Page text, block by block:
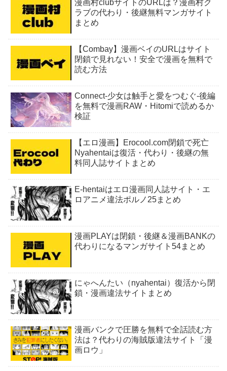
漫画村clubサイトのURLは？漫画村ク
ラブの代わり・後継無料マンガサイト
まとめ
【Combay】漫画ベイのURLはサイト
閉鎖で見れない！安全で漫画を無料で
読む方法
Connect-少女は触手と愛をつむぐ-後編
を無料で漫画RAW・Hitomiで読めるか
検証
【エロ漫画】Erocool.com閉鎖で死亡
Nyahentaiは復活・代わり・後継の無
料同人誌サイトまとめ
E-hentaiはエロ漫画同人誌サイト・エ
ロアニメ違法ポルノ25まとめ
漫画PLAYは閉鎖・後継＆漫画BANKの
代わりになるマンガサイト54まとめ
にゃへんたい（nyahentai）復活から閉
鎖・漫画違法サイトまとめ
漫画バンクで圧勝を無料で全話読む方
法は？代わりの海賊版違法サイト「漫
画ロウ」